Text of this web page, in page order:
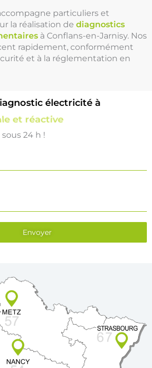
particuliers et
la réalisation de diagnostics
à Conflans-en-Jarnisy. Nos
rapidement, conformément
et à la réglementation en
électricité à
et réactive
24 h !
Envoyer